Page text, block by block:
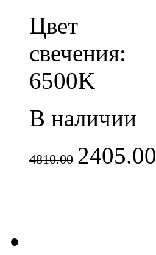
Цвет
свечения:
6500K
В наличии
4810.00 2405.00